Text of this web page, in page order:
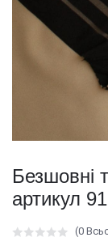
Безшовні
артикул
(0